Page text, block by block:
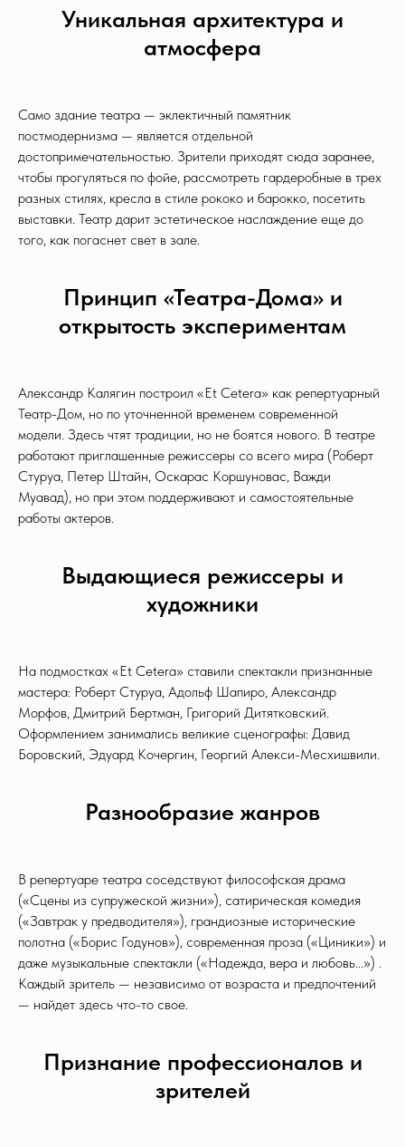
Уникальная архитектура и
атмосфера
Само здание театра — эклектичный памятник
постмодернизма — является отдельной
достопримечательностью. Зрители приходят сюда заранее,
чтобы прогуляться по фойе, рассмотреть гардеробные в трех
разных стилях, кресла в стиле рококо и барокко, посетить
выставки. Театр дарит эстетическое наслаждение еще до
того, как погаснет свет в зале.
Принцип «Театра-Дома» и
открытость экспериментам
Александр Калягин построил «Et Cetera» как репертуарный
Театр-Дом, но по уточненной временем современной
модели. Здесь чтят традиции, но не боятся нового. В театре
работают приглашенные режиссеры со всего мира (Роберт
Стуруа, Петер Штайн, Оскарас Коршуновас, Важди
Муавад), но при этом поддерживают и самостоятельные
работы актеров.
Выдающиеся режиссеры и
художники
На подмостках «Et Cetera» ставили спектакли признанные
мастера: Роберт Стуруа, Адольф Шапиро, Александр
Морфов, Дмитрий Бертман, Григорий Дитятковский.
Оформлением занимались великие сценографы: Давид
Боровский, Эдуард Кочергин, Георгий Алекси-Месхишвили.
Разнообразие жанров
В репертуаре театра соседствуют философская драма
(«Сцены из супружеской жизни»), сатирическая комедия
(«Завтрак у предводителя»), грандиозные исторические
полотна («Борис Годунов»), современная проза («Циники») и
даже музыкальные спектакли («Надежда, вера и любовь...») .
Каждый зритель — независимо от возраста и предпочтений
— найдет здесь что-то свое.
Признание профессионалов и
зрителей